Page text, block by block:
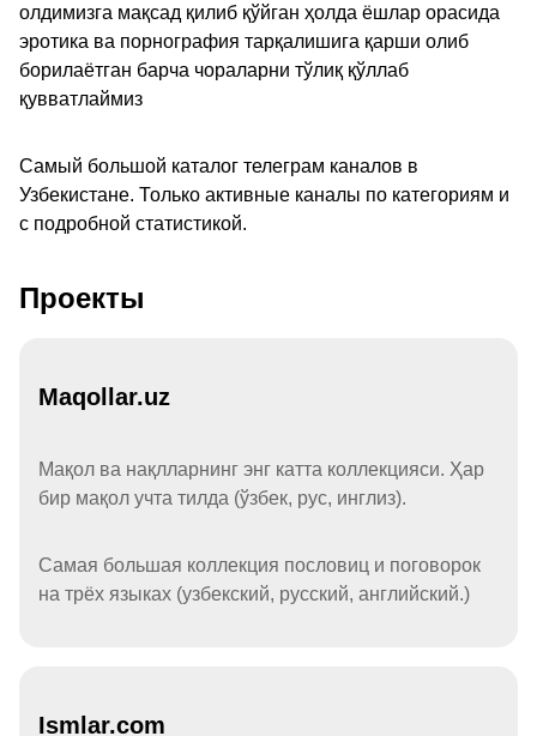
олдимизга мақсад қилиб қўйган ҳолда ёшлар орасида
эротика ва порнография тарқалишига қарши олиб
борилаётган барча чораларни тўлиқ қўллаб
қувватлаймиз
Самый большой каталог телеграм каналов в
Узбекистане. Только активные каналы по категориям и
с подробной статистикой.
Проекты
Maqollar.uz
Мақол ва нақлларнинг энг катта коллекцияси. Ҳар
бир мақол учта тилда (ўзбек, рус, инглиз).
Самая большая коллекция пословиц и поговорок
на трёх языках (узбекский, русский, английский.)
Ismlar.com